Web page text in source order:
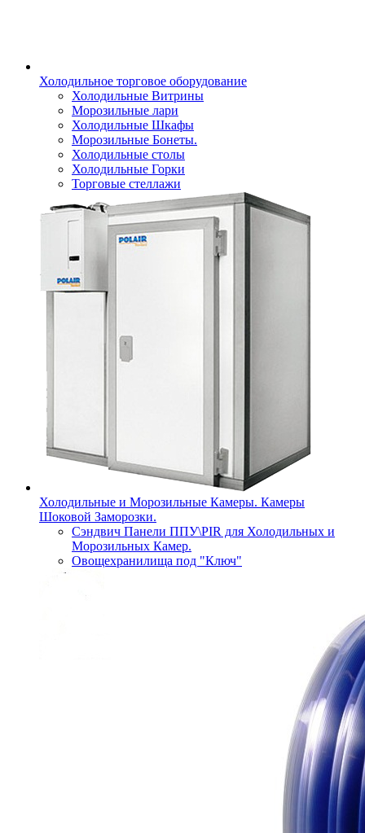
Холодильное торговое оборудование
Холодильные Витрины
Морозильные лари
Холодильные Шкафы
Морозильные Бонеты.
Холодильные столы
Холодильные Горки
Торговые стеллажи
Холодильные и Морозильные Камеры. Камеры
Шоковой Заморозки.
Сэндвич Панели ППУ\PIR для Холодильных и
Морозильных Камер.
Овощехранилища под "Ключ"